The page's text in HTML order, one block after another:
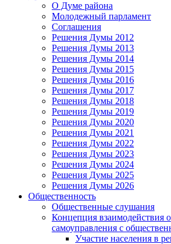
О Думе района
Молодежный парламент
Соглашения
Решения Думы 2012
Решения Думы 2013
Решения Думы 2014
Решения Думы 2015
Решения Думы 2016
Решения Думы 2017
Решения Думы 2018
Решения Думы 2019
Решения Думы 2020
Решения Думы 2021
Решения Думы 2022
Решения Думы 2023
Решения Думы 2024
Решения Думы 2025
Решения Думы 2026
Общественность
Общественные слушания
Концепция взаимодействия
самоуправления с
Участие населения в